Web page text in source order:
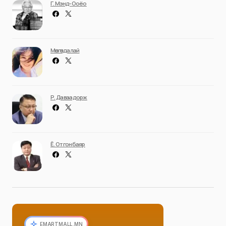
Г. Мэнд-Ооёо
Мөнгөндалай
Р. Даваадорж
Ё. Отгонбаяр
EMARTMALL.MN